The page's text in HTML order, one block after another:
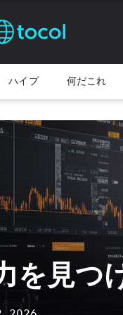
ハイプ 何だこれ
を見つ